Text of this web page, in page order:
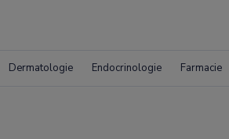
Dermatologie Endocrinologie Farmacie